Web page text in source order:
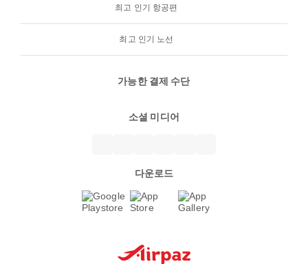
최고 인기 항공편
최고 인기 노선
가능한 결제 수단
소셜 미디어
다운로드